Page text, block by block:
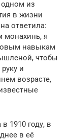
из
в жизни
ответила:
монахинь, я
навыкам
чтобы
и
возрасте,
1910 году, в
в её